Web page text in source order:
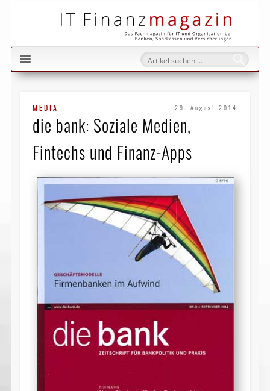
MEDIA 29. August 2014
die bank: Soziale Medien,
Fintechs und Finanz-Apps